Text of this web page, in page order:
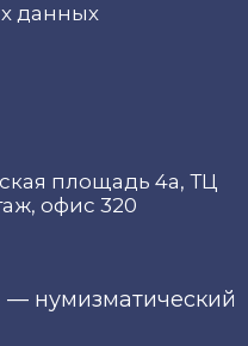
— нумизматический
данных
площадь 4а, ТЦ
офис 320